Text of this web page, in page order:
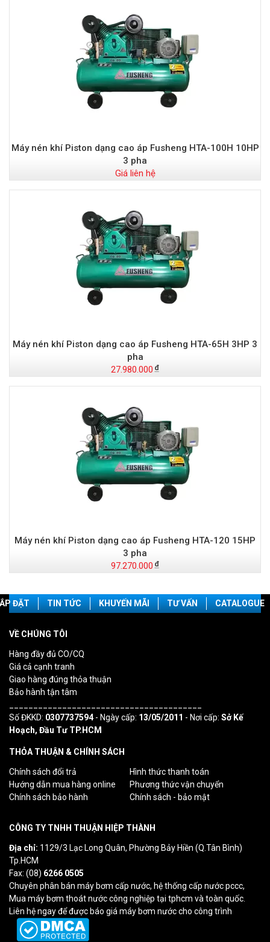
Máy nén khí Piston dạng cao áp Fusheng HTA-100H 10HP
3 pha
Giá liên hệ
Máy nén khí Piston dạng cao áp Fusheng HTA-65H 3HP 3
pha
27.980.000
Máy nén khí Piston dạng cao áp Fusheng HTA-120 15HP
3 pha
97.270.000
ĐẶT TIN TỨC KHUYẾN MÃI TƯ VẤN CATALOGUE
VỀ CHÚNG TÔI
Hàng đầy đủ CO/CQ
Giá cả cạnh tranh
Giao hàng đúng thỏa thuận
Bảo hành tận tâm
Số ĐKKD: 0307737594- Ngày cấp: 13/05/2011 - Nơi cấp: Sở Kế
Hoạch, Đầu Tư TP.HCM
THỎA THUẬN & CHÍNH SÁCH
Chính sách đổi trả
Hình thức thanh toán
Hướng dẫn mua hàng online
Phương thức vận chuyển
Chính sách bảo hành
Chính sách - bảo mật
CÔNG TY TNHH THUẬN HIỆP THÀNH
Địa chỉ: 1129/3 Lạc Long Quân, Phường Bảy Hiền (Q.Tân Bình)
Tp.HCM
Fax: (08) 6266 0505
Chuyên phân bán máy bơm cấp nước, hệ thống cấp nước pccc,
Mua máy bơm thoát nước công nghiệp tại tphcm và toàn quốc.
Liên hệ ngay để được báo giá máy bơm nước cho công trình